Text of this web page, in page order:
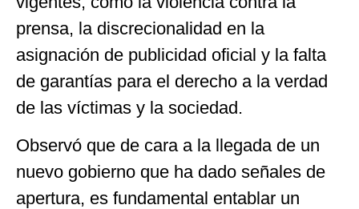
prensa, la discrecionalidad en la
asignación de publicidad oficial y la falta
de garantías para el derecho a la verdad
de las víctimas y la sociedad.
Observó que de cara a la llegada de un
nuevo gobierno que ha dado señales de
apertura, es fundamental entablar un